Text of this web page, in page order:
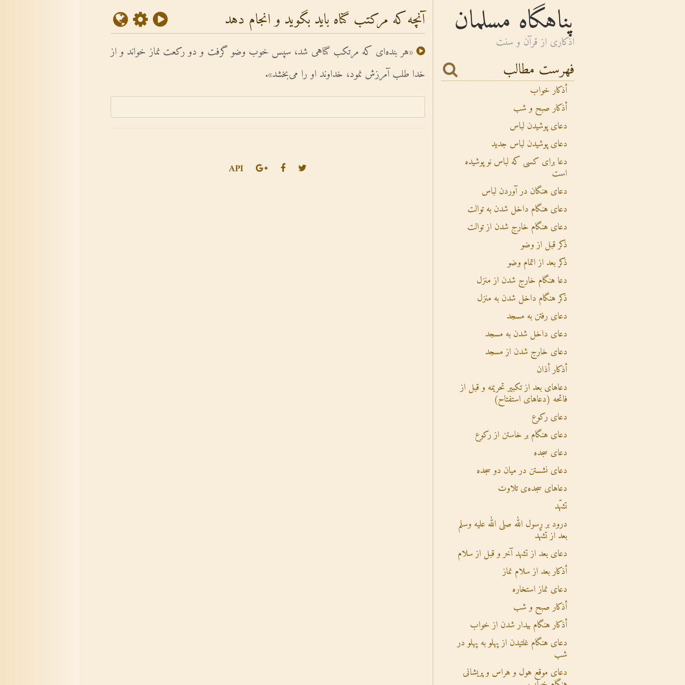
پناهگاه مسلمان
اذكارى از قرآن و سنت
فهرست مطالب
أذکار خواب
أذکار صبح و شب
دعای پوشیدن لباس
دعای پوشیدن لباس جدید
دعا برای کسی که لباس نو پوشیده
است
دعای هنگان در آوردن لباس
دعای هنگام داخل شدن به توالت
دعای هنگام خارج شدن از توالت
ذکر قبل از وضو
ذکر بعد از اتمام وضو
دعا هنگام خارج شدن از منزل
ذکر هنگام داخل شدن به منزل
دعای رفتن به مسجد
دعای داخل شدن به مسجد
دعای خارج شدن از مسجد
أذکار أذان
دعاهای بعد از تکبیر تحریمه و قبل از
فاتحه (دعاهای استفتاح)
دعای رکوع
دعای هنگام بر خاستن از رکوع
دعای سجده
دعای نشستن در میان دو سجده
دعاهای سجده‌ی تلاوت
تشهّد
درود بر رسول الله صلی الله علیه وسلم
بعد از تشهّد
دعای بعد از تشهد آخر و قبل از سلام
أذکار بعد از سلام نماز
دعای نماز استخاره
أذکار صبح و شب
أذکار هنگام بیدار شدن از خواب
دعای هنگام غلتیدن از پهلو به پهلو در
شب
دعای موقع هول و هراس و پریشانی
آنچه که مرکتب گناه باید بگوید و انجام دهد
«هر بنده‌اى که مرتکب گناهى شد، سپس خوب وضو گرفت و دو رکعت نماز خواند و از
خدا طلب آمرزش نمود، خداوند او را می‌بخشد».
API